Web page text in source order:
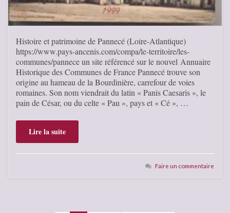
Histoire et patrimoine de Pannecé (Loire-Atlantique)
https://www.pays-ancenis.com/compa/le-territoire/les-
communes/pannece un site référencé sur le nouvel Annuaire
Historique des Communes de France Pannecé trouve son
origine au hameau de la Bourdinière, carrefour de voies
romaines. Son nom viendrait du latin « Panis Caesaris », le
pain de César, ou du celte « Pau », pays et « Cé », …
Lire la suite
Faire un commentaire